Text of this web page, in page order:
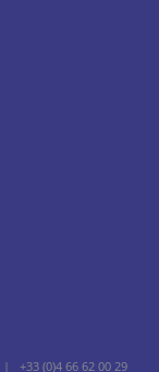
| +33 (0)4 66 62 00 29